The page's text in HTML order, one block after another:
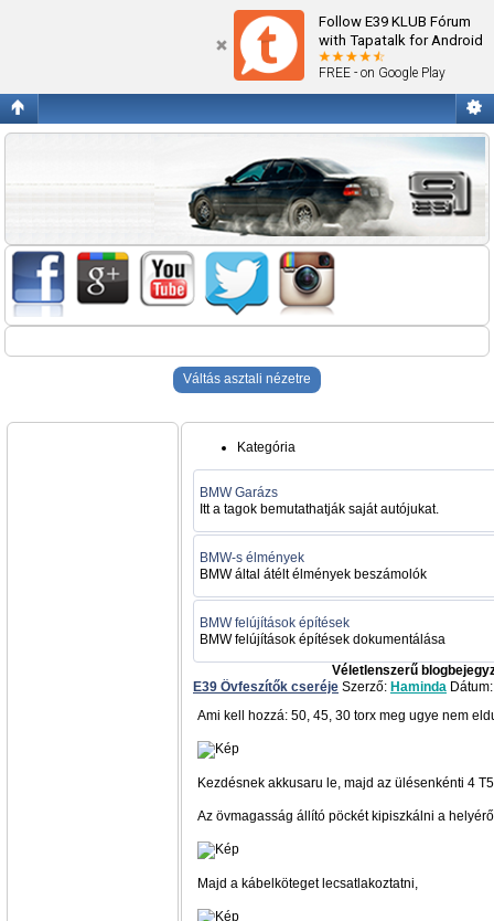
Follow E39 KLUB Fórum
with Tapatalk for Android
FREE - on Google Play
Váltás asztali nézetre
Kategória
BMW Garázs
Itt a tagok bemutathatják saját autójukat.
BMW-s élmények
BMW által átélt élmények beszámolók
BMW felújítások építések
BMW felújítások építések dokumentálása
Véletlenszerű
E39 Övfeszítők cseréje Szerző: Haminda
Ami kell hozzá: 50, 45, 30 torx meg ugye nem
Kezdésnek akkusaru le, majd az ülésenkénti 4
Az övmagasság állító pöckét kipiszkálni a
Majd a kábelköteget lecsatlakoztatni,